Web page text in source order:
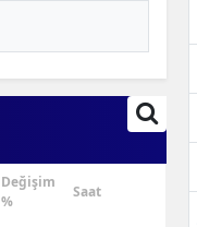
Değişim
%
Saat